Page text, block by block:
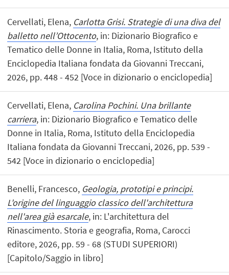
Cervellati, Elena, Carlotta Grisi. Strategie di una diva del
balletto nell’Ottocento, in: Dizionario Biografico e
Tematico delle Donne in Italia, Roma, Istituto della
Enciclopedia Italiana fondata da Giovanni Treccani,
2026, pp. 448 - 452 [Voce in dizionario o enciclopedia]
Cervellati, Elena, Carolina Pochini. Una brillante
carriera, in: Dizionario Biografico e Tematico delle
Donne in Italia, Roma, Istituto della Enciclopedia
Italiana fondata da Giovanni Treccani, 2026, pp. 539 -
542 [Voce in dizionario o enciclopedia]
Benelli, Francesco, Geologia, prototipi e principi.
L'origine del linguaggio classico dell'architettura
nell'area già esarcale, in: L'architettura del
Rinascimento. Storia e geografia, Roma, Carocci
editore, 2026, pp. 59 - 68 (STUDI SUPERIORI)
[Capitolo/Saggio in libro]